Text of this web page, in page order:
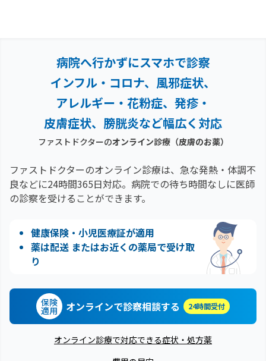
病院へ行かずにスマホで診察
インフル・コロナ、風邪症状、
アレルギー・花粉症、 発疹・
皮膚症状、膀胱炎など幅広く対応
ファストドクターのオンライン診療（皮膚のお薬）
ファストドクターのオンライン診療は、急な発熱・体調不
良などに24時間365日対応。 病院での待ち時間なしに医師
の診察を受けることができます。
健康保険・小児医療証が適用
薬は配送 またはお近くの薬局で受け取
り
保険
適用 オンラインで診察相談する 24時間受付
オンライン診療で対応できる症状・処方薬